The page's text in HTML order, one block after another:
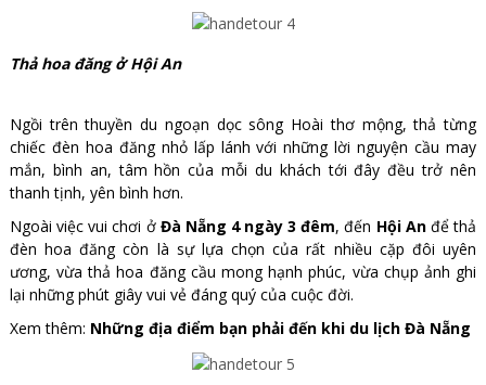
Thả hoa đăng ở Hội An
Ngồi trên thuyền du ngoạn dọc sông Hoài thơ mộng, thả từng
chiếc đèn hoa đăng nhỏ lấp lánh với những lời nguyện cầu may
mắn, bình an, tâm hồn của mỗi du khách tới đây đều trở nên
thanh tịnh, yên bình hơn.
Ngoài việc vui chơi ở Đà Nẵng 4 ngày 3 đêm, đến Hội Anđể thả
đèn hoa đăng còn là sự lựa chọn của rất nhiều cặp đôi uyên
ương, vừa thả hoa đăng cầu mong hạnh phúc, vừa chụp ảnh ghi
lại những phút giây vui vẻ đáng quý của cuộc đời.
Xem thêm: Những địa điểm bạn phải đến khi du lịch Đà Nẵng